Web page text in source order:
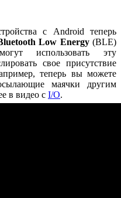
с Android теперь
Low Energy(BLE)
использовать эту
свое присутствие
теперь вы можете
маячки другим
в видео с I/O.